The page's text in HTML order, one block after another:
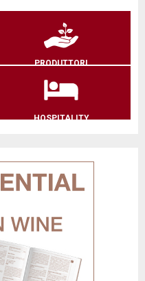
PRODUTTORI
HOSPITALITY